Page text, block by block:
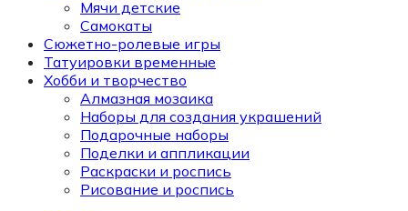
Мячи детские
Самокаты
Сюжетно-ролевые игры
Татуировки временные
Хобби и творчество
Алмазная мозаика
Наборы для создания украшений
Подарочные наборы
Поделки и аппликации
Раскраски и роспись
Рисование и роспись